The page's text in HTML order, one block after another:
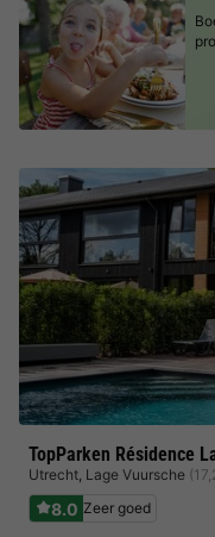
TopParken Résidence
Utrecht, Lage Vuursche
8.0 Zeer goed